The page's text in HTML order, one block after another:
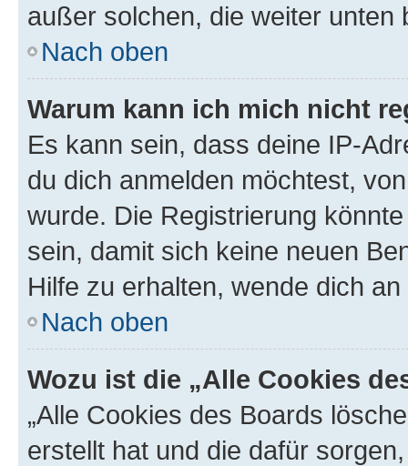
außer solchen, die weiter unten
Nach oben
Warum kann ich mich nicht
Es kann sein, dass deine IP-
du dich anmelden möchtest,
wurde. Die Registrierung
sein, damit sich keine neuen
Hilfe zu erhalten, wende dich
Nach oben
Wozu ist die „Alle Cookies
„Alle Cookies des Boards
erstellt hat und die dafür